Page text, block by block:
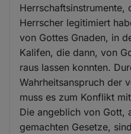
Herrscher legitimiert
von Gottes Gnaden, in
Kalifen, die dann, von
raus lassen konnten.
Wahrheitsanspruch der
muss es zum Konflikt
Die angeblich von Gott,
gemachten Gesetze,